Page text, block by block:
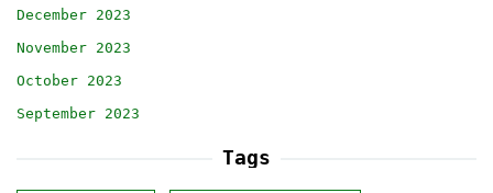
December 2023
November 2023
October 2023
September 2023
Tags